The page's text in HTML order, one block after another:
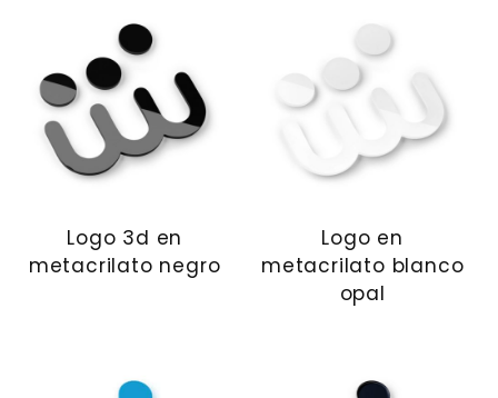
Logo 3d en
metacrilato negro
Logo en
metacrilato blanco
opal